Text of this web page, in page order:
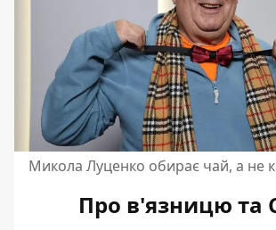
Микола Луценко обирає чай, а не
Про в'язницю та